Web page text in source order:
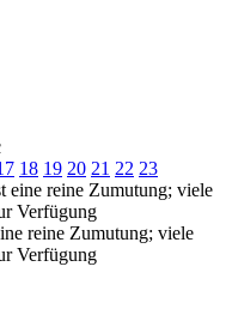
18 19 20 21 22 23
reine Zumutung; viele
Verfügung